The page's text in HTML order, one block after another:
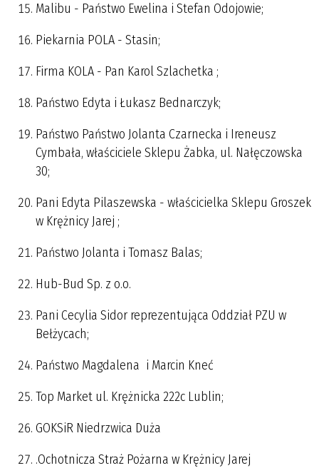
Malibu - Państwo Ewelina i Stefan Odojowie;
Piekarnia POLA - Stasin;
Firma KOLA - Pan Karol Szlachetka ;
Państwo Edyta i Łukasz Bednarczyk;
Państwo Państwo Jolanta Czarnecka i Ireneusz
Cymbała, właściciele Sklepu Żabka, ul. Nałęczowska
30;
Pani Edyta Pilaszewska - właścicielka Sklepu Groszek
w Krężnicy Jarej ;
Państwo Jolanta i Tomasz Balas;
Hub-Bud Sp. z o.o.
Pani Cecylia Sidor reprezentująca Oddział PZU w
Bełżycach;
Państwo Magdalena i Marcin Kneć
Top Market ul. Krężnicka 222c Lublin;
GOKSiR Niedrzwica Duża
.Ochotnicza Straż Pożarna w Krężnicy Jarej